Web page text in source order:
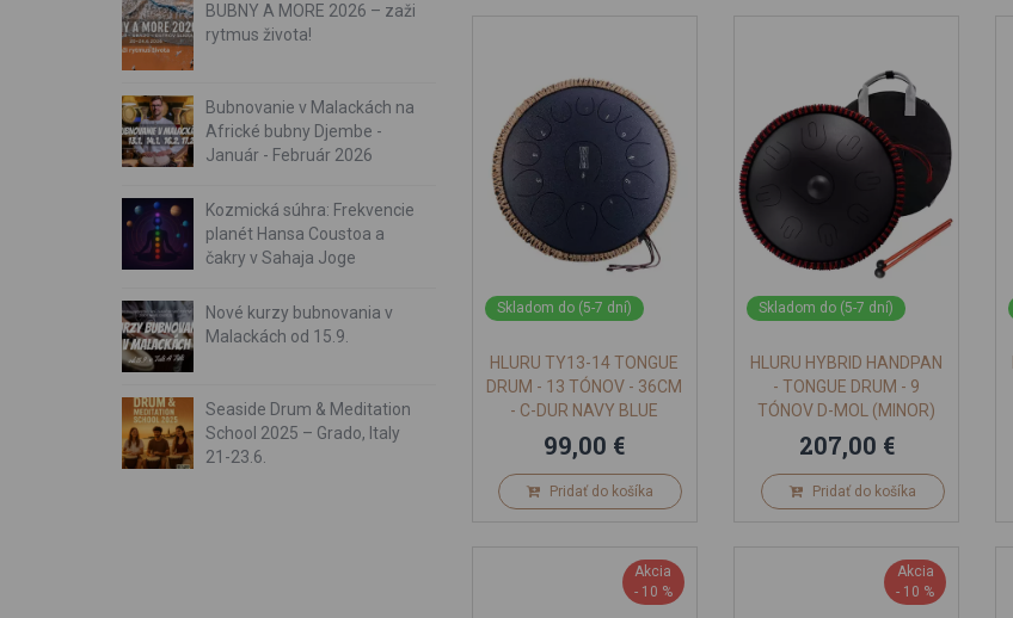
BUBNY A MORE 2026 – zaži
rytmus života!
Bubnovanie v Malackách na
Africké bubny Djembe -
Január - Február 2026
Kozmická súhra: Frekvencie
planét Hansa Coustoa a
čakry v Sahaja Joge
Nové kurzy bubnovania v
Malackách od 15.9.
Seaside Drum & Meditation
School 2025 – Grado, Italy
21-23.6.
Skladom do (5-7 dní)
HLURU TY13-14 TONGUE
DRUM - 13 TÓNOV - 36CM
- C-DUR NAVY BLUE
99,00 €
Pridať do košíka
Skladom do (5-7 dní)
HLURU HYBRID HANDPAN
- TONGUE DRUM - 9
TÓNOV D-MOL (MINOR)
ČIERNY
207,00 €
Pridať do košíka
Akcia
- 10 %
Akcia
- 10 %